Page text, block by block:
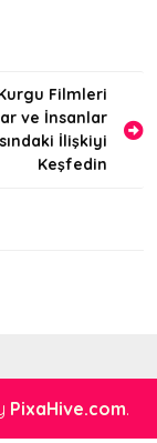
Filmleri
ve İnsanlar
İlişkiyi
Keşfedin
PixaHive.com.